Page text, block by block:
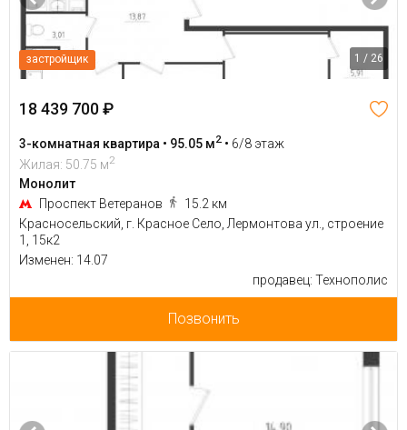
застройщик 1 / 26
18 439 700 ₽
3-комнатная квартира • 95.05 м2 • 6/8 этаж
Жилая: 50.75 м2
Монолит
Проспект Ветеранов
15.2 км
Красносельский, г. Красное Село, Лермонтова ул., строение
1, 15к2
Изменен: 14.07
продавец: Технополис
Позвонить